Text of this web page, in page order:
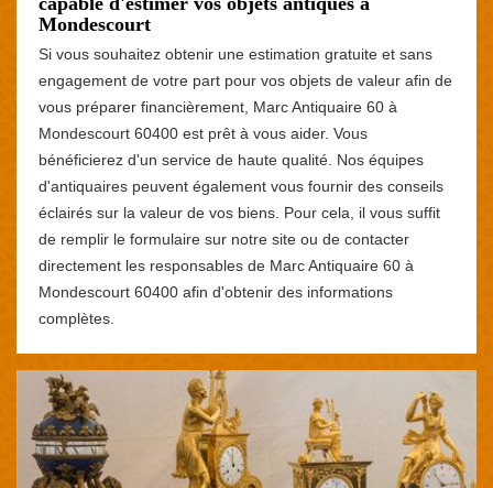
Mondescourt
Si vous souhaitez obtenir une estimation gratuite et sans
engagement de votre part pour vos objets de valeur afin de
vous préparer financièrement, Marc Antiquaire 60 à
Mondescourt 60400 est prêt à vous aider. Vous
bénéficierez d'un service de haute qualité. Nos équipes
d'antiquaires peuvent également vous fournir des conseils
éclairés sur la valeur de vos biens. Pour cela, il vous suffit
de remplir le formulaire sur notre site ou de contacter
directement les responsables de Marc Antiquaire 60 à
Mondescourt 60400 afin d'obtenir des informations
complètes.